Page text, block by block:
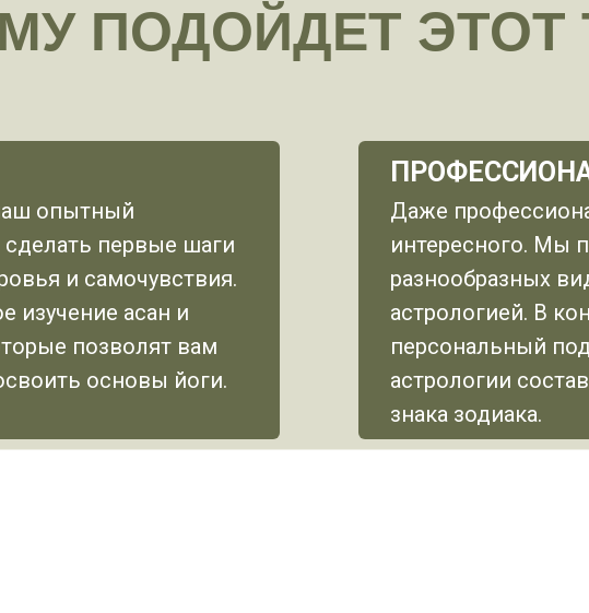
ПОДОЙДЕТ ЭТОТ
опытный
первые шаги
и самочувствия.
изучение асан и
позволят вам
основы йоги.
Даже
интересного. Мы
разнообразных
астрологией. В
персональный
астрологии
знака зодиака.